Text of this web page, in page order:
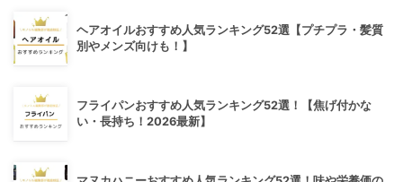
ヘアオイルおすすめ人気ランキング52選【プチプラ・髪質
別やメンズ向けも！】
フライパンおすすめ人気ランキング52選！【焦げ付かな
い・長持ち！2026最新】